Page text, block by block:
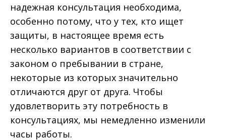
надежная консультация необходима,
особенно потому, что у тех, кто ищет
защиты, в настоящее время есть
несколько вариантов в соответствии с
законом о пребывании в стране,
некоторые из которых значительно
отличаются друг от друга. Чтобы
удовлетворить эту потребность в
консультациях, мы немедленно изменили
часы работы.